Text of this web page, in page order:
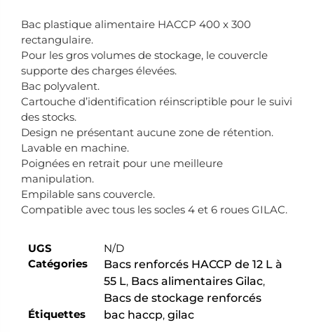
Bac plastique alimentaire HACCP 400 x 300
rectangulaire.
Pour les gros volumes de stockage, le couvercle
supporte des charges élevées.
Bac polyvalent.
Cartouche d’identification réinscriptible pour le suivi
des stocks.
Design ne présentant aucune zone de rétention.
Lavable en machine.
Poignées en retrait pour une meilleure
manipulation.
Empilable sans couvercle.
Compatible avec tous les socles 4 et 6 roues GILAC.
UGS
N/D
Catégories
Bacs renforcés HACCP de 12 L à
55 L, Bacs alimentaires Gilac,
Bacs de stockage renforcés
Étiquettes
bac haccp, gilac